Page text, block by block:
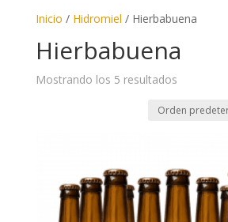
Inicio / Hidromiel / Hierbabuena
Hierbabuena
Mostrando los 5 resultados